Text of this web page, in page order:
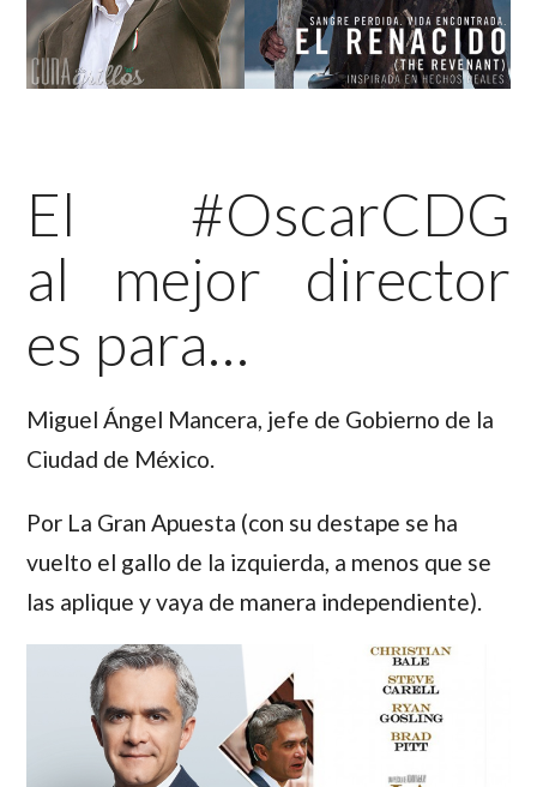
El #OscarCDG
al mejor director
es para…
Miguel Ángel Mancera, jefe de Gobierno de la
Ciudad de México.
Por La Gran Apuesta (con su destape se ha
vuelto el gallo de la izquierda, a menos que se
las aplique y vaya de manera independiente).